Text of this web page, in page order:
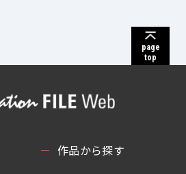
page
top
作品から探す